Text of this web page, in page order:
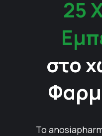
25
στο
Το